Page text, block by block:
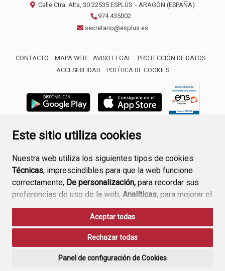
Este sitio utiliza cookies
Nuestra web utiliza los siguientes tipos de cookies:
Técnicas, imprescindibles para que la web funcione
correctamente; De personalización, para recordar sus
preferencias de uso de la web; Analíticas, para mejorar el
funcionamiento de la web y sus servicios.
Si acepta pulsando el botón“Aceptar todas”
consideramos que acepta su uso. Si pulsa el botón
ninguna acción, se guardarán las cookies técnicas
Aceptar todas
Rechazar todas
Panel de configuración de Cookies
Calle Ctra. Alta, 30 22535 ESPLÚS - ARAGÓN (ESPAÑA)
974 435002
secretario@esplus.es
CONTACTO MAPA WEB AVISO LEGAL
PROTECCIÓN DE DATOS
ACCESIBILIDAD
POLÍTICA DE COOKIES